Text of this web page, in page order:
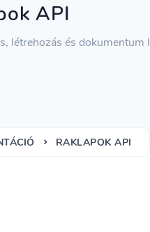
API
létrehozás és dokumentum
RAKLAPOK API